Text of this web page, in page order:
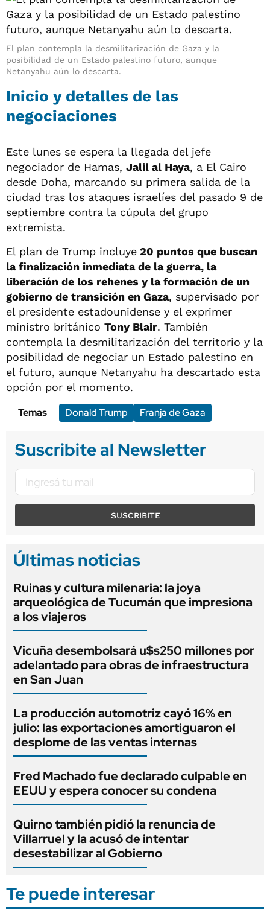
El plan contempla la desmilitarización de Gaza y la
posibilidad de un Estado palestino futuro, aunque
Netanyahu aún lo descarta.
Inicio y detalles de las
negociaciones
Este lunes se espera la llegada del jefe
negociador de Hamas, Jalil al Haya, a El Cairo
desde Doha, marcando su primera salida de la
ciudad tras los ataques israelíes del pasado 9 de
septiembre contra la cúpula del grupo
extremista.
El plan de Trump incluye 20 puntos que buscan
la finalización inmediata de la guerra, la
liberación de los rehenes y la formación de un
gobierno de transición en Gaza, supervisado por
el presidente estadounidense y el exprimer
ministro británico Tony Blair. También
contempla la desmilitarización del territorio y la
posibilidad de negociar un Estado palestino en
el futuro, aunque Netanyahu ha descartado esta
opción por el momento.
Temas
Donald Trump Franja de Gaza
Suscribite al Newsletter
SUSCRIBITE
Últimas noticias
Ruinas y cultura milenaria: la joya
arqueológica de Tucumán que impresiona
a los viajeros
Vicuña desembolsará u$s250 millones por
adelantado para obras de infraestructura
en San Juan
La producción automotriz cayó 16% en
julio: las exportaciones amortiguaron el
desplome de las ventas internas
Fred Machado fue declarado culpable en
EEUU y espera conocer su condena
Quirno también pidió la renuncia de
Villarruel y la acusó de intentar
desestabilizar al Gobierno
Te puede interesar